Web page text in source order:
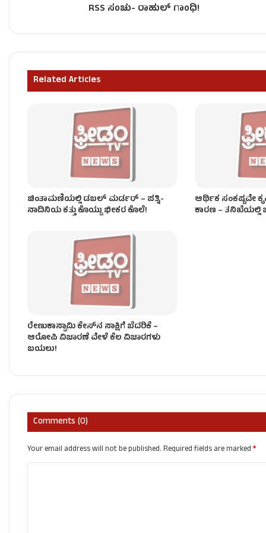
ಬೆಂಗಳೂರಿನ ಸ್ಯಾಂಕಿ ಕೆರೆಗೆ ಹಾರಿ ಯುವತಿ ಆತ್ಮಹತ್ಯೆ!
RSS ಸಂಚು- ರಾಹುಲ್ ಗಾಂಧಿ!
Related Articles
ಚಿಂತಾಮಣಿಯಲ್ಲಿ ಡಬಲ್‌ ಮರ್ಡರ್‌ – ಪತ್ನಿ-
ನಾದಿನಿಯ ಕತ್ತು ಕೊಯ್ದು ಭೀಕರ ಕೊಲೆ!
ಆರ್ಥಿಕ ಸಂಕಷ್ಟವೇ
ಕಾರಣ – ತನಿಖೆಯಲ್ಲಿ
ರೇಣುಕಾಸ್ವಾಮಿ ಕೇಸ್‌ನ ಸಾಕ್ಷಿಗೆ ಬೆದರಿಕೆ –
ಆರೋಪಿ ವಿಚಾರಣೆ ವೇಳೆ ಕೆಲ ವಿಚಾರಗಳು
ಬಯಲು!
Comments (0)
Your email address will not be published.Required fields are marked*